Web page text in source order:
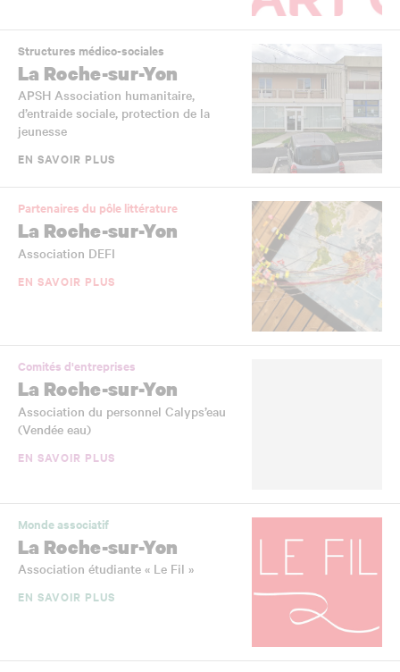
Structures médico-sociales
La Roche-sur-Yon
APSH Association humanitaire,
d’entraide sociale, protection de la
jeunesse
EN SAVOIR PLUS
Partenaires du pôle littérature
La Roche-sur-Yon
Association DEFI
EN SAVOIR PLUS
Comités d'entreprises
La Roche-sur-Yon
Association du personnel Calyps’eau
(Vendée eau)
EN SAVOIR PLUS
Monde associatif
La Roche-sur-Yon
Association étudiante « Le Fil »
EN SAVOIR PLUS